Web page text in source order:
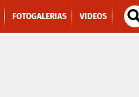
FOTOGALERIAS VIDEOS